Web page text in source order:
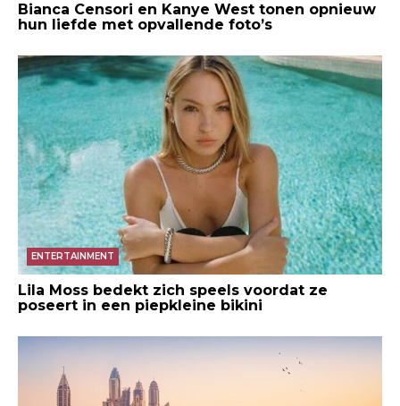
Bianca Censori en Kanye West tonen opnieuw
hun liefde met opvallende foto’s
ENTERTAINMENT
Lila Moss bedekt zich speels voordat ze
poseert in een piepkleine bikini